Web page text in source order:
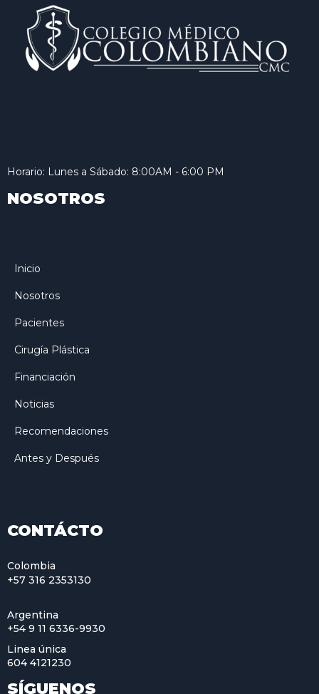
Horario: Lunes a Sábado: 8:00AM - 6:00 PM
NOSOTROS
Inicio
Nosotros
Pacientes
Cirugía Plástica
Financiación
Noticias
Recomendaciones
Antes y Después
CONTÁCTO
Colombia
+57 316 2353130
Argentina
+54 9 11 6336-9930
Linea única
604 4121230
SÍGUENOS